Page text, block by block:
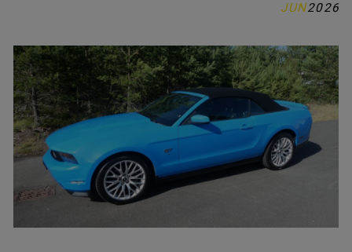
KONTAKTA OSS
OM OSS
INSPIRATION
JUN2026